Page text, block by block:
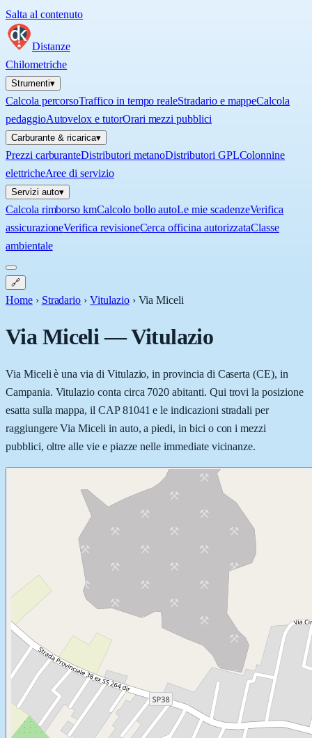
Salta al contenuto
Distanze
Chilometriche
Strumenti▾
Calcola percorsoTraffico in tempo realeStradario e mappeCalcola
pedaggioAutovelox e tutorOrari mezzi pubblici
Carburante & ricarica▾
Prezzi carburanteDistributori metanoDistributori GPLColonnine
elettricheAree di servizio
Servizi auto▾
Calcola rimborso kmCalcolo bollo autoLe mie scadenzeVerifica
assicurazioneVerifica revisioneCerca officina autorizzataClasse
ambientale
🔗
Home › Stradario › Vitulazio › Via Miceli
Via Miceli—Vitulazio
Via Miceli è una via di Vitulazio, in provincia di Caserta (CE), in
Campania. Vitulazio conta circa 7020 abitanti. Qui trovi la posizione
esatta sulla mappa, il CAP 81041 e le indicazioni stradali per
raggiungere Via Miceli in auto, a piedi, in bici o con i mezzi
pubblici, oltre alle vie e piazze nelle immediate vicinanze.